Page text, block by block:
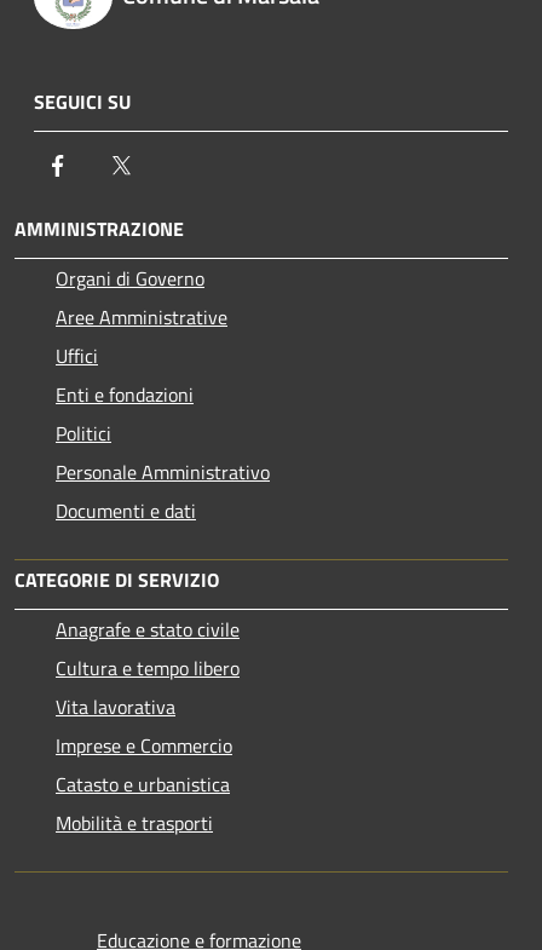
SEGUICI SU
Facebook
AMMINISTRAZIONE
Organi di Governo
Aree Amministrative
Uffici
Enti e fondazioni
Politici
Personale Amministrativo
Documenti e dati
CATEGORIE DI SERVIZIO
Anagrafe e stato civile
Cultura e tempo libero
Vita lavorativa
Imprese e Commercio
Catasto e urbanistica
Mobilità e trasporti
Educazione e formazione